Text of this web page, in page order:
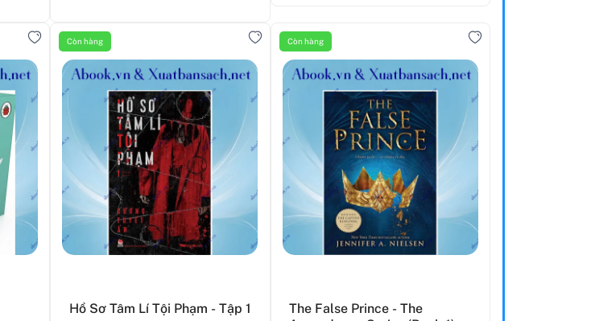
Còn hàng
Hồ Sơ Tâm Lí Tội Phạm - Tập 1
Còn hàng
The False Prince - The